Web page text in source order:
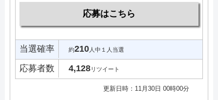
応募はこちら
当選確率 約210 人中１人当選
応募者数 4,128リツイート
更新日時：11月30日 00時00分